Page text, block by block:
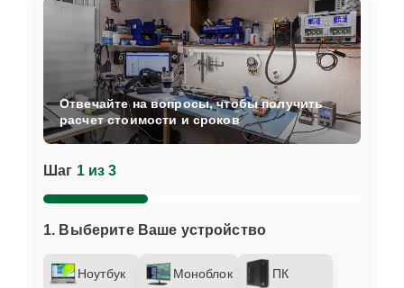
Шаг 1 из 3
1. Выберите Ваше устройство
Ноутбук Моноблок ПК
Отвечайте на вопросы, чтобы получить
расчет стоимости и сроков